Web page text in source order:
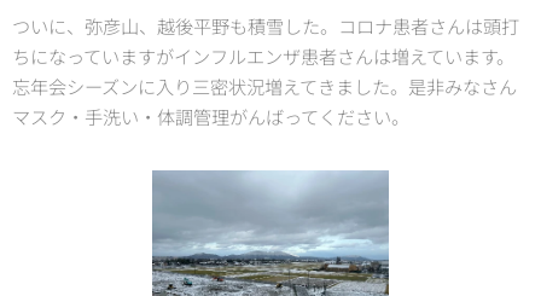
ついに、弥彦山、越後平野も積雪した。コロナ患者さんは頭打
ちになっていますがインフルエンザ患者さんは増えています。
忘年会シーズンに入り三密状況増えてきました。是非みなさん
マスク・手洗い・体調管理がんばってください。